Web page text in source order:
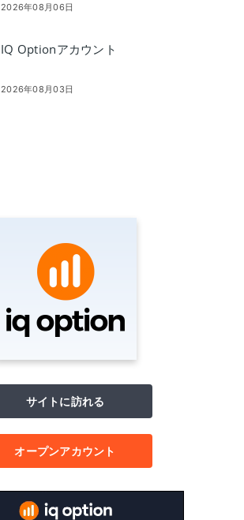
2026年08月06日
IQ Optionアカウント
2026年08月03日
サイトに訪れる
オープンアカウント